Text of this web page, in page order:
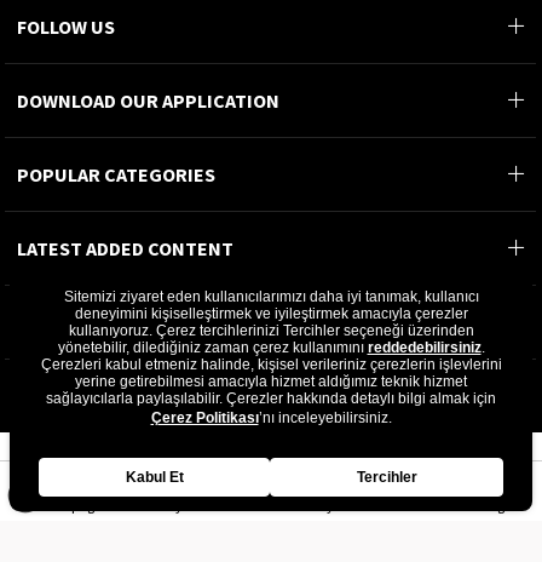
FOLLOW US
DOWNLOAD OUR APPLICATION
POPULAR CATEGORIES
LATEST ADDED CONTENT
MOST READ CONTENT
©2024 GÖN DERİ®- All rights reserved.
GÖN DERİ ÜRÜNLERİ A.Ş.
Sitemizi ziyaret eden kullanıcılarımızı daha iyi tanımak, kullanıcı
deneyimini kişiselleştirmek ve iyileştirmek amacıyla çerezler
kullanıyoruz. Çerez tercihlerinizi Tercihler seçeneği üzerinden
yönetebilir, dilediğiniz zaman çerez kullanımını reddedebilirsiniz.
Çerezleri kabul etmeniz halinde, kişisel verileriniz çerezlerin işlevlerini
yerine getirebilmesi amacıyla hizmet aldığımız teknik hizmet
sağlayıcılarla paylaşılabilir. Çerezler hakkında detaylı bilgi almak için
Çerez Politikası’nı inceleyebilirsiniz.
Kabul Et Tercihler